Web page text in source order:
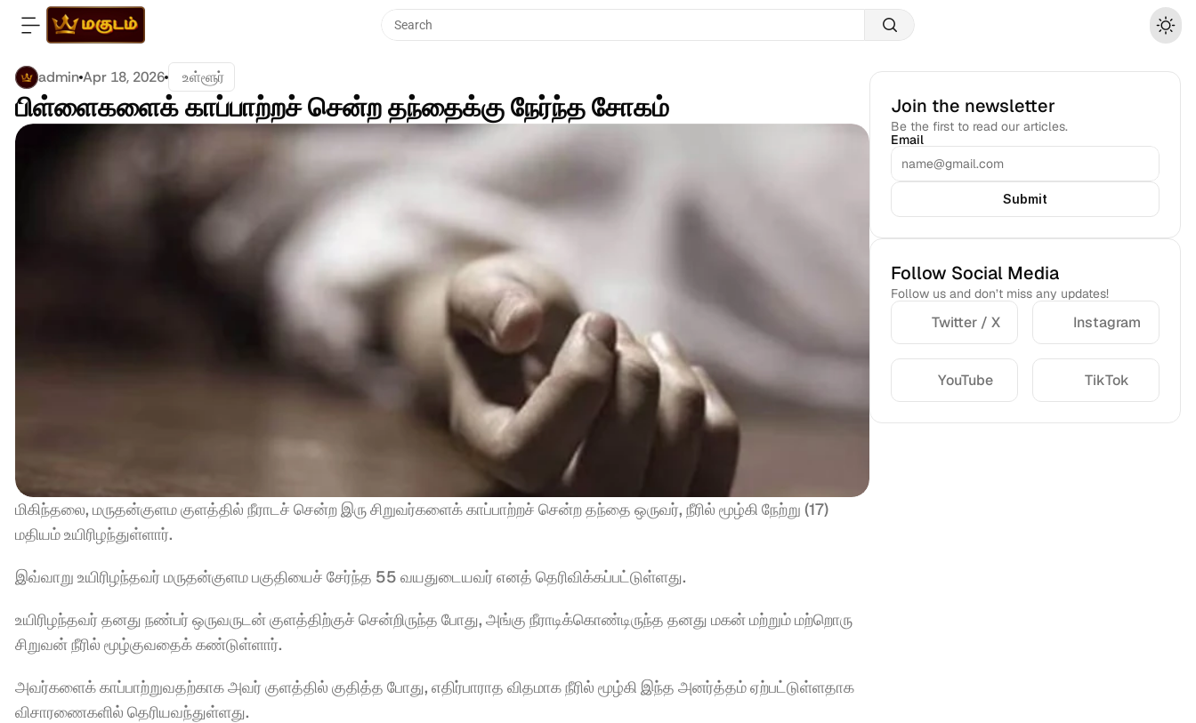
Search
adminApr 18, 2026 உள்ளூர்
பிள்ளைகளைக் காப்பாற்றச் சென்ற தந்தைக்கு நேர்ந்த சோகம்
மிகிந்தலை, மருதன்குளம குளத்தில் நீராடச் சென்ற இரு சிறுவர்களைக் காப்பாற்றச் சென்ற தந்தை ஒருவர், நீரில் மூழ்கி நேற்று (17)
மதியம் உயிரிழந்துள்ளார்.
இவ்வாறு உயிரிழந்தவர் மருதன்குளம பகுதியைச் சேர்ந்த 55 வயதுடையவர் எனத் தெரிவிக்கப்பட்டுள்ளது.
உயிரிழந்தவர் தனது நண்பர் ஒருவருடன் குளத்திற்குச் சென்றிருந்த போது, அங்கு நீராடிக்கொண்டிருந்த தனது மகன் மற்றும் மற்றொரு
சிறுவன் நீரில் மூழ்குவதைக் கண்டுள்ளார்.
அவர்களைக் காப்பாற்றுவதற்காக அவர் குளத்தில் குதித்த போது, எதிர்பாராத விதமாக நீரில் மூழ்கி இந்த அனர்த்தம் ஏற்பட்டுள்ளதாக
விசாரணைகளில் தெரியவந்துள்ளது.
Join the newsletter
Be the first to read our articles.
Email
Submit
Follow Social Media
Follow us and don’t miss any updates!
Twitter / X Instagram
YouTube TikTok